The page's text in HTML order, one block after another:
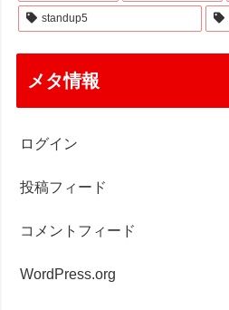
standup5
メタ情報
ログイン
投稿フィード
コメントフィード
WordPress.org